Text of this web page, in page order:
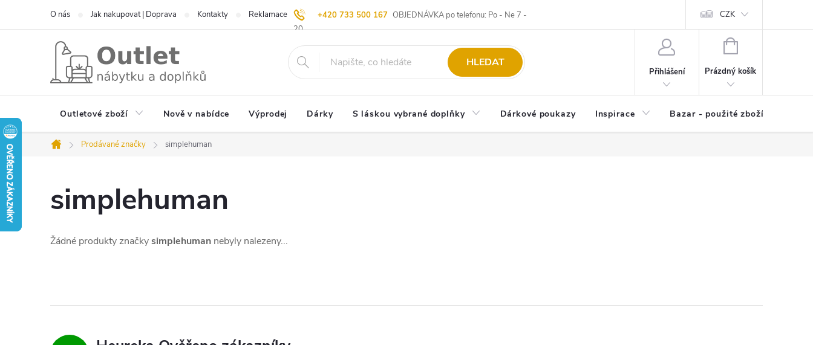
+420 733 500 167 OBJEDNÁVKA po telefonu: Po - Ne 7 -
20
O nás Jak nakupovat | Doprava Kontakty Reklamace | Vrácení zboží Blog 20 let u Starých Komisní prodej | Výkup zboží Kvalita zboží Spolupráce |
CZK
HLEDAT
Přihlášení
NÁKUPNÍ
Prázdný košík
Outletové zboží Nově v nabídce Výprodej Dárky S láskou vybrané doplňky Dárkové poukazy Inspirace Bazar - použité zboží
Domů
Prodávané značky simplehuman
simplehuman
Žádné produkty značkysimplehuman nebyly nalezeny...